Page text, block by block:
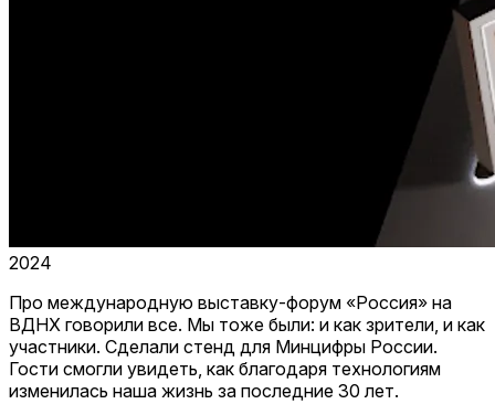
2024
Про международную выставку-форум «Россия» на
ВДНХ говорили все. Мы тоже были: и как зрители, и как
участники. Сделали стенд для Минцифры России.
Гости смогли увидеть, как благодаря технологиям
изменилась наша жизнь за последние 30 лет.